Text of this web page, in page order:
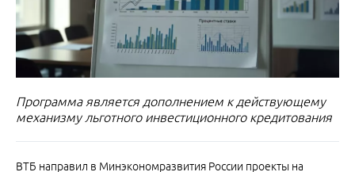
Программа является дополнением к действующему
механизму льготного инвестиционного кредитования
ВТБ направил в Минэкономразвития России проекты на